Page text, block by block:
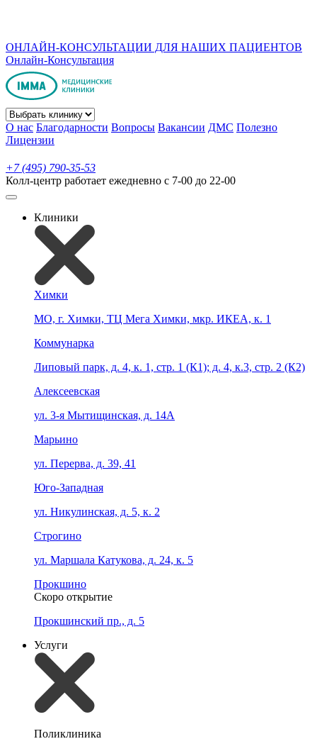
ОНЛАЙН-КОНСУЛЬТАЦИИ ДЛЯ НАШИХ ПАЦИЕНТОВ
Онлайн-Консультация
О нас Благодарности Вопросы Вакансии ДМС Полезно
Лицензии
+7 (495) 790-35-53
Колл-центр работает ежедневно с 7-00 до 22-00
Клиники
Химки
МО, г. Химки, ТЦ Мега Химки, мкр. ИКЕА, к. 1
Коммунарка
Липовый парк, д. 4, к. 1, стр. 1 (К1); д. 4, к.3, стр. 2 (К2)
Алексеевская
ул. 3-я Мытищинская, д. 14А
Марьино
ул. Перерва, д. 39, 41
Юго-Западная
ул. Никулинская, д. 5, к. 2
Строгино
ул. Маршала Катукова, д. 24, к. 5
Прокшино
Скоро открытие
Прокшинский пр., д. 5
Услуги
Поликлиника